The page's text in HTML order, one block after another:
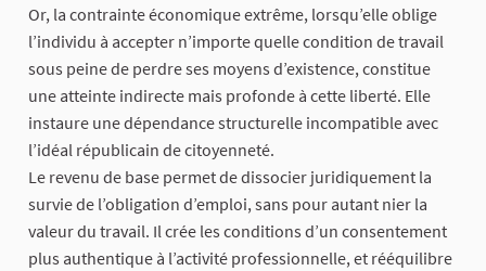
Or, la contrainte économique extrême, lorsqu’elle oblige
l’individu à accepter n’importe quelle condition de travail
sous peine de perdre ses moyens d’existence, constitue
une atteinte indirecte mais profonde à cette liberté. Elle
instaure une dépendance structurelle incompatible avec
l’idéal républicain de citoyenneté.
Le revenu de base permet de dissocier juridiquement la
survie de l’obligation d’emploi, sans pour autant nier la
valeur du travail. Il crée les conditions d’un consentement
plus authentique à l’activité professionnelle, et rééquilibre